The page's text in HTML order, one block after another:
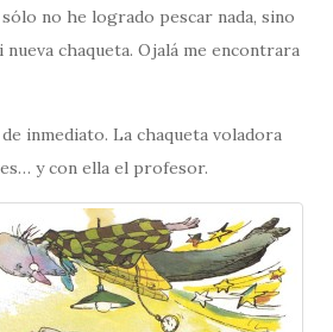
no he logrado pescar nada, sino
nueva chaqueta. Ojalá me encontrara
inmediato. La chaqueta voladora
y con ella el profesor.